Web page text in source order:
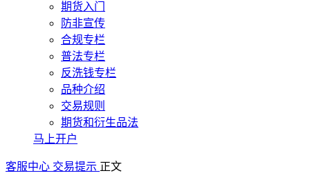
期货入门
防非宣传
合规专栏
普法专栏
反洗钱专栏
品种介绍
交易规则
期货和衍生品法
马上开户
客服中心 交易提示 正文